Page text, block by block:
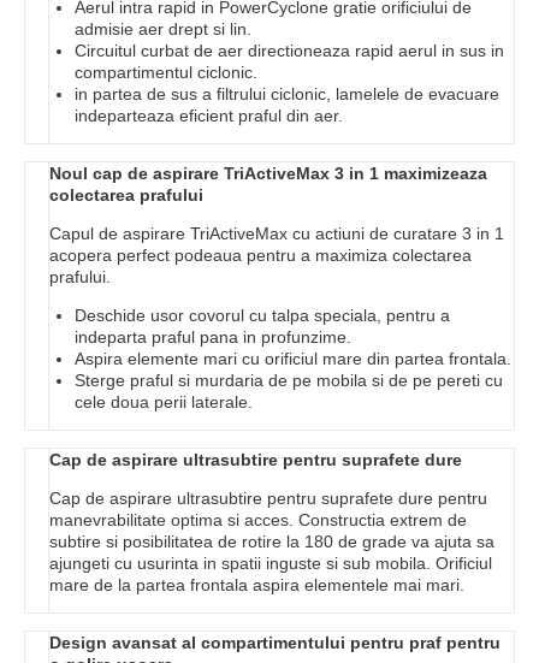
Aerul intra rapid in PowerCyclone gratie orificiului de
admisie aer drept si lin.
Circuitul curbat de aer directioneaza rapid aerul in sus in
compartimentul ciclonic.
in partea de sus a filtrului ciclonic, lamelele de evacuare
indeparteaza eficient praful din aer.
Noul cap de aspirare TriActiveMax 3 in 1 maximizeaza
colectarea prafului
Capul de aspirare TriActiveMax cu actiuni de curatare 3 in 1
acopera perfect podeaua pentru a maximiza colectarea
prafului.
Deschide usor covorul cu talpa speciala, pentru a
indeparta praful pana in profunzime.
Aspira elemente mari cu orificiul mare din partea frontala.
Sterge praful si murdaria de pe mobila si de pe pereti cu
cele doua perii laterale.
Cap de aspirare ultrasubtire pentru suprafete dure
Cap de aspirare ultrasubtire pentru suprafete dure pentru
manevrabilitate optima si acces. Constructia extrem de
subtire si posibilitatea de rotire la 180 de grade va ajuta sa
ajungeti cu usurinta in spatii inguste si sub mobila. Orificiul
mare de la partea frontala aspira elementele mai mari.
Design avansat al compartimentului pentru praf pentru